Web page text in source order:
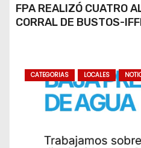
FPA REALIZÓ CUATRO
CORRAL DE BUSTOS-
CATEGORIAS LOCALES